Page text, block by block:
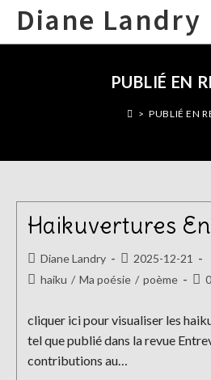
SkipDiane Landry
PUBLIÉ EN
> PUBLIÉ EN
Haikuvertures
Auteur/autrice
de
Diane Landry
Publication
publiée :
2025-12-21
Posthaiku / Ma poésie / poème
cliquer ici pour visualiser les
tel que publié dans la revue
contributions au…